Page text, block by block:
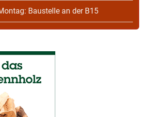
Baustelle an der B15